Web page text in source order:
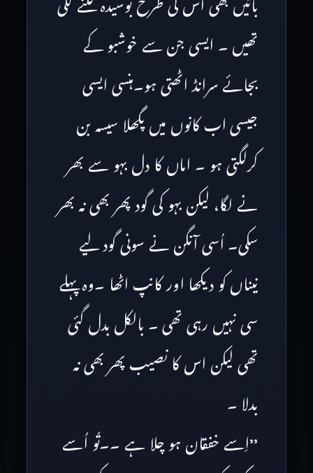
باتیں بھی اس کی طرح بوسیدہ لگنے لگی
تھیں ۔ ایسی جن سے خوشبو کے
بجائے سرانڈ اٹھتی ہو۔ہنسی ایسی
جیسی اب کانوں میں پگھلا سیسہ بن
کرلگتی ہو ۔ اماں کا دل بہو سے بھر
نے لگا، لیکن بہو کی گود پھر بھی نہ بھر
سکی۔ اُسی آنگن نے سونی گود لیے
نیناں کو دیکھا اور کانپ اٹھا ۔وہ پہلے
سی نہیں رہی تھی ۔ بالکل بدل گئی
تھی لیکن اس کا نصیب پھر بھی نہ
بدلا ۔
’’اِسے خفقان ہو چلا ہے ۔۔تُو اُسے